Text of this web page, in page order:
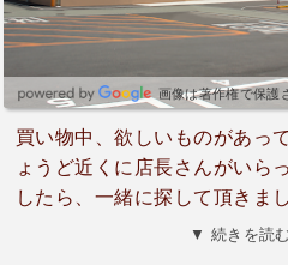
画像は著作権で保護
買い物中、欲しいものがあっ
ょうど近くに店長さんがいら
したら、一緒に探して頂きま
りませんでしたが、店長が熱
▼ 続きを読む